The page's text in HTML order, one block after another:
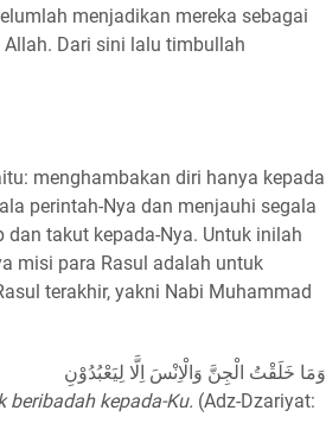
menjadikan mereka sebagai
Dari sini lalu timbullah
menghambakan diri hanya kepada
perintah-Nya dan menjauhi segala
dan takut kepada-Nya. Untuk inilah
misi para Rasul adalah untuk
terakhir, yakni Nabi Muhammad
وَمَا خَلَقْتُ الْجِنَّ وَالْاِنْسَ اِلَّا لِيَعْبُدُوْنِ
kepada-Ku. (Adz-Dzariyat: